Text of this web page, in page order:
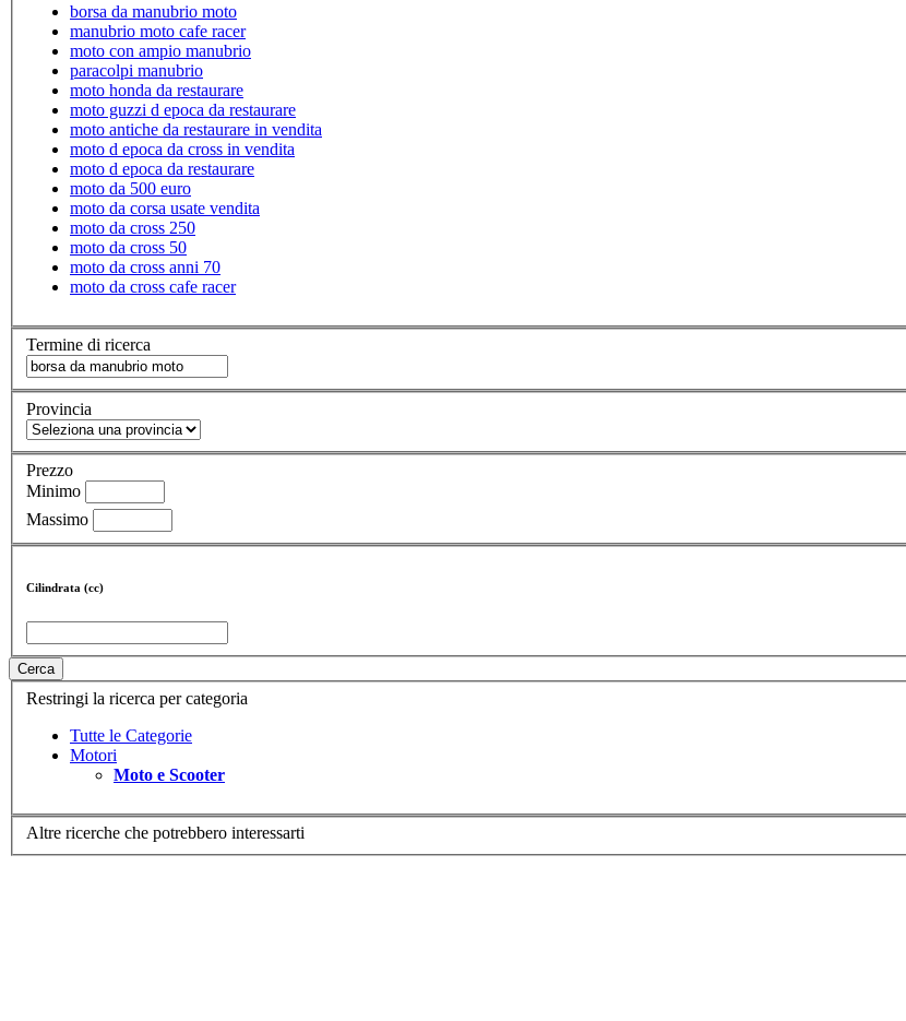
borsa da manubrio moto
manubrio moto cafe racer
moto con ampio manubrio
paracolpi manubrio
moto honda da restaurare
moto guzzi d epoca da restaurare
moto antiche da restaurare in vendita
moto d epoca da cross in vendita
moto d epoca da restaurare
moto da 500 euro
moto da corsa usate vendita
moto da cross 250
moto da cross 50
moto da cross anni 70
moto da cross cafe racer
Termine di ricerca
Provincia
Prezzo
Minimo
Massimo
Cilindrata (cc)
Cerca
Restringi la ricerca per categoria
Tutte le Categorie
Motori
Moto e Scooter
Altre ricerche che potrebbero interessarti